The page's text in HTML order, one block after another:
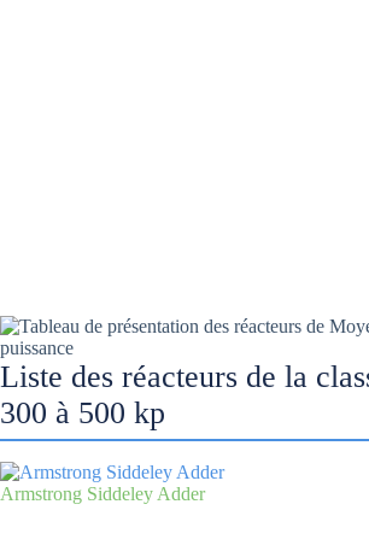
Liste des réacteurs de la
300 à 500 kp
Armstrong Siddeley Adder